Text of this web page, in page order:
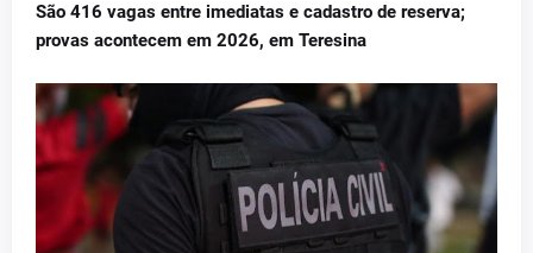
São 416 vagas entre imediatas e cadastro de reserva;
provas acontecem em 2026, em Teresina